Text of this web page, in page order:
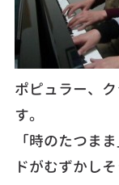
ポピュラー、
す。
「時のたつま
ドがむずかしそ